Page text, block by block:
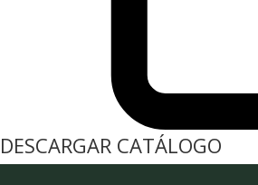
DESCARGAR CATÁLOGO